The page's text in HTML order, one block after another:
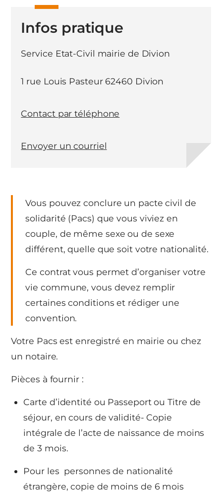
Vous pouvez conclure un pacte civil de
solidarité (Pacs) que vous viviez en
couple, de même sexe ou de sexe
différent, quelle que soit votre nationalité.
Ce contrat vous permet d’organiser votre
vie commune, vous devez remplir
certaines conditions et rédiger une
convention.
Votre Pacs est enregistré en mairie ou chez
un notaire.
Pièces à fournir :
Carte d’identité ou Passeport ou Titre de
séjour, en cours de validité- Copie
intégrale de l’acte de naissance de moins
de 3 mois.
Pour les personnes de nationalité
étrangère, copie de moins de 6 mois
Infos pratique
Service Etat-Civil mairie de Divion
1 rue Louis Pasteur 62460 Divion
Contact par téléphone
Envoyer un courriel